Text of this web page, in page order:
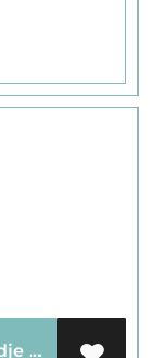
Voeg toe aan mijn winkelmandje